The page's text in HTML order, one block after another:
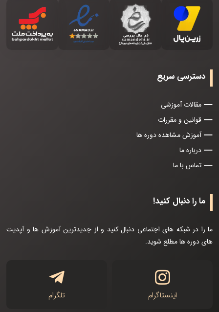
دسترسی سریع
مقالات آموزشی
قوانین و مقررات
آموزش مشاهده دوره ها
درباره ما
تماس با ما
ما را دنبال کنید!
ما را در شبکه های اجتماعی دنبال کنید و از جدیدترین آموزش ها و آپدیت
های دوره ها مطلع شوید.
اینستاگرام تلگرام